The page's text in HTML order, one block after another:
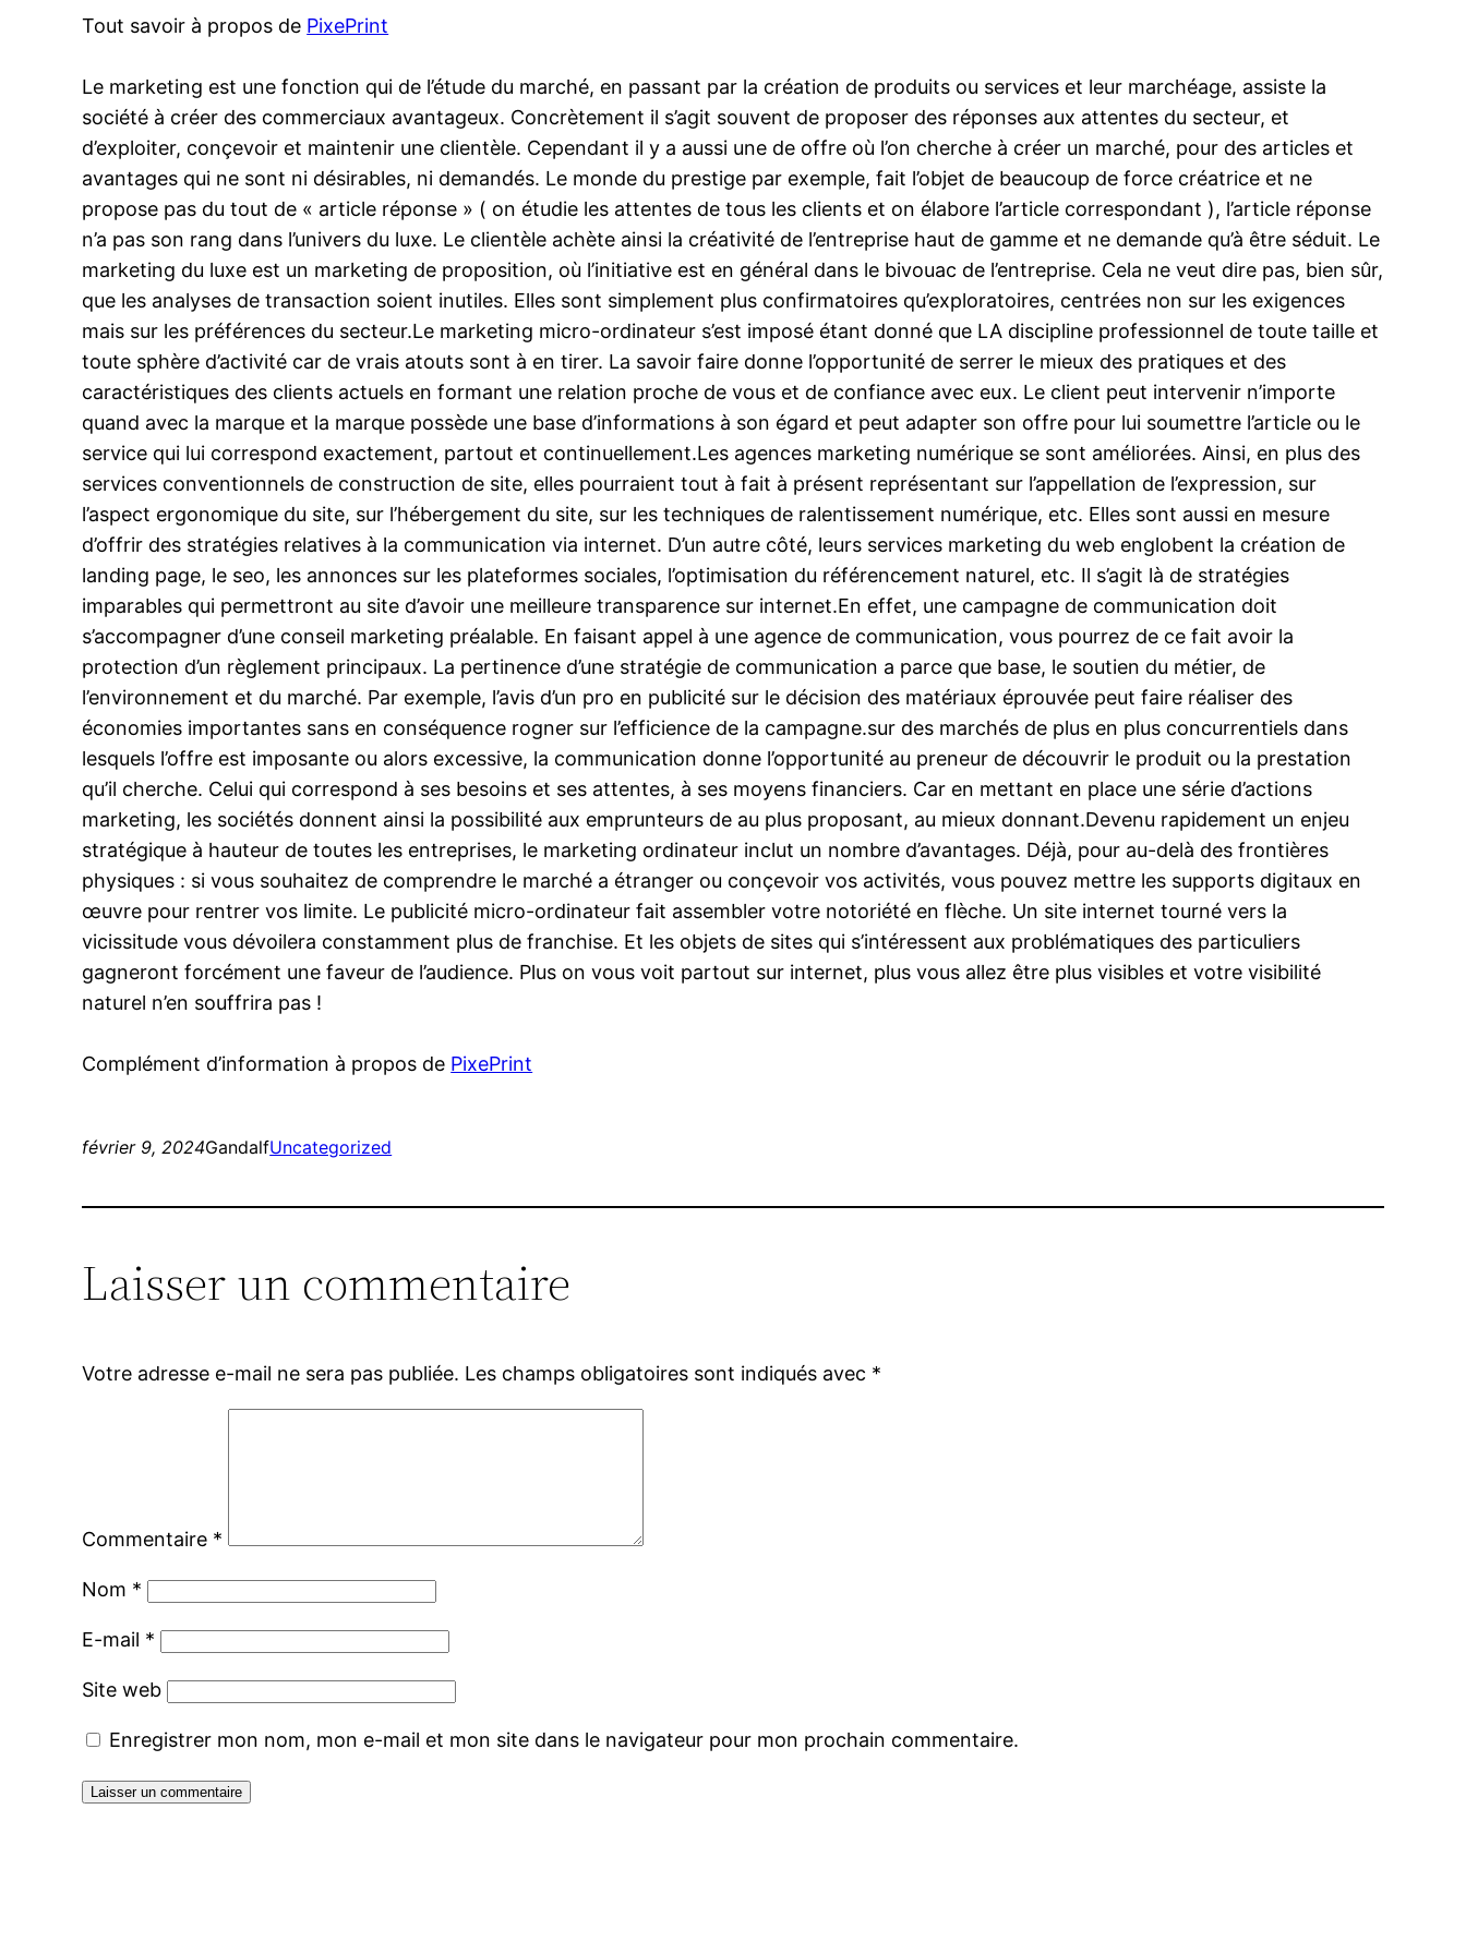
Tout savoir à propos de PixePrint
Le marketing est une fonction qui de l’étude du marché, en passant par la création de produits ou services et leur marchéage, assiste la
société à créer des commerciaux avantageux. Concrètement il s’agit souvent de proposer des réponses aux attentes du secteur, et
d’exploiter, conçevoir et maintenir une clientèle. Cependant il y a aussi une de offre où l’on cherche à créer un marché, pour des articles et
avantages qui ne sont ni désirables, ni demandés. Le monde du prestige par exemple, fait l’objet de beaucoup de force créatrice et ne
propose pas du tout de « article réponse » ( on étudie les attentes de tous les clients et on élabore l’article correspondant ), l’article réponse
n’a pas son rang dans l’univers du luxe. Le clientèle achète ainsi la créativité de l’entreprise haut de gamme et ne demande qu’à être séduit. Le
marketing du luxe est un marketing de proposition, où l’initiative est en général dans le bivouac de l’entreprise. Cela ne veut dire pas, bien sûr,
que les analyses de transaction soient inutiles. Elles sont simplement plus confirmatoires qu’exploratoires, centrées non sur les exigences
mais sur les préférences du secteur.Le marketing micro-ordinateur s’est imposé étant donné que LA discipline professionnel de toute taille et
toute sphère d’activité car de vrais atouts sont à en tirer. La savoir faire donne l’opportunité de serrer le mieux des pratiques et des
caractéristiques des clients actuels en formant une relation proche de vous et de confiance avec eux. Le client peut intervenir n’importe
quand avec la marque et la marque possède une base d’informations à son égard et peut adapter son offre pour lui soumettre l’article ou le
service qui lui correspond exactement, partout et continuellement.Les agences marketing numérique se sont améliorées. Ainsi, en plus des
services conventionnels de construction de site, elles pourraient tout à fait à présent représentant sur l’appellation de l’expression, sur
l’aspect ergonomique du site, sur l’hébergement du site, sur les techniques de ralentissement numérique, etc. Elles sont aussi en mesure
d’offrir des stratégies relatives à la communication via internet. D’un autre côté, leurs services marketing du web englobent la création de
landing page, le seo, les annonces sur les plateformes sociales, l’optimisation du référencement naturel, etc. Il s’agit là de stratégies
imparables qui permettront au site d’avoir une meilleure transparence sur internet.En effet, une campagne de communication doit
s’accompagner d’une conseil marketing préalable. En faisant appel à une agence de communication, vous pourrez de ce fait avoir la
protection d’un règlement principaux. La pertinence d’une stratégie de communication a parce que base, le soutien du métier, de
l’environnement et du marché. Par exemple, l’avis d’un pro en publicité sur le décision des matériaux éprouvée peut faire réaliser des
économies importantes sans en conséquence rogner sur l’efficience de la campagne.sur des marchés de plus en plus concurrentiels dans
lesquels l’offre est imposante ou alors excessive, la communication donne l’opportunité au preneur de découvrir le produit ou la prestation
qu’il cherche. Celui qui correspond à ses besoins et ses attentes, à ses moyens financiers. Car en mettant en place une série d’actions
marketing, les sociétés donnent ainsi la possibilité aux emprunteurs de au plus proposant, au mieux donnant.Devenu rapidement un enjeu
stratégique à hauteur de toutes les entreprises, le marketing ordinateur inclut un nombre d’avantages. Déjà, pour au-delà des frontières
physiques : si vous souhaitez de comprendre le marché a étranger ou conçevoir vos activités, vous pouvez mettre les supports digitaux en
œuvre pour rentrer vos limite. Le publicité micro-ordinateur fait assembler votre notoriété en flèche. Un site internet tourné vers la
vicissitude vous dévoilera constamment plus de franchise. Et les objets de sites qui s’intéressent aux problématiques des particuliers
gagneront forcément une faveur de l’audience. Plus on vous voit partout sur internet, plus vous allez être plus visibles et votre visibilité
naturel n’en souffrira pas !
Complément d’information à propos de PixePrint
février 9, 2024GandalfUncategorized
Laisser un commentaire
Votre adresse e-mail ne sera pas publiée. Les champs obligatoires sont indiqués avec *
Commentaire *
Nom *
E-mail *
Site web
Enregistrer mon nom, mon e-mail et mon site dans le navigateur pour mon prochain commentaire.